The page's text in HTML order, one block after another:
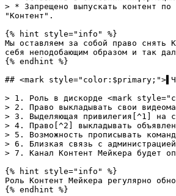
> * Запрещено выпускать контент по
"Контент".
{% hint style="info" %}
Мы оставляем за собой право снять
себя неподобающим образом и так
{% endhint %}
## <mark
> 1. Роль в дискорде <mark
> 2. Право выкладывать свои
> 3. Выделяющая привилегия[^1] на
> 4. Право[^2] выкладывать
> 5. Возможность прописывать
> 6. Близкая связь с
> 7. Канал Контент Мейкера будет
{% hint style="info" %}
Роль Контент Мейкера регулярно
{% endhint %}